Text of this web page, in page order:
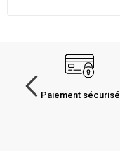
Paiement sécurisé